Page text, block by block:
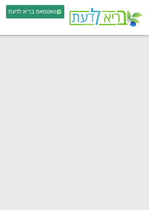
וואטסאפ בריא לדעת